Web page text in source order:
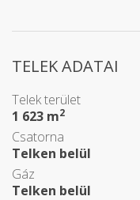
TELEK ADATAI
Telek terület
1 623 m2
Csatorna
Telken belül
Gáz
Telken belül